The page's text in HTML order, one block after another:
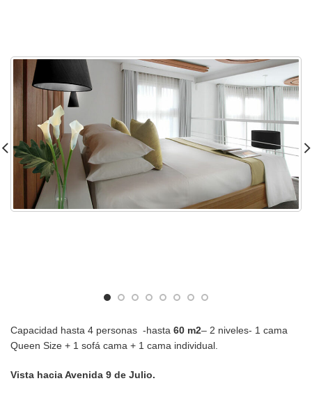
Capacidad hasta 4 personas -hasta 60 m2– 2 niveles- 1 cama
Queen Size + 1 sofá cama + 1 cama individual.
Vista hacia Avenida 9 de Julio.